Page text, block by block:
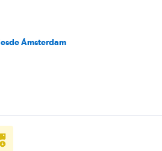
Ámsterdam